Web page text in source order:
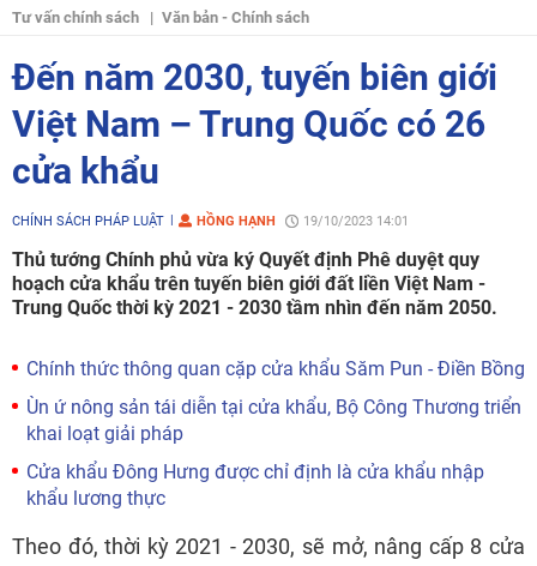
Tư vấn chính sách Văn bản - Chính sách
Đến năm 2030, tuyến biên giới
Việt Nam – Trung Quốc có 26
cửa khẩu
CHÍNH SÁCH PHÁP LUẬT HỒNG HẠNH 19/10/2023 14:01
Thủ tướng Chính phủ vừa ký Quyết định Phê duyệt quy
hoạch cửa khẩu trên tuyến biên giới đất liền Việt Nam -
Trung Quốc thời kỳ 2021 - 2030 tầm nhìn đến năm 2050.
Chính thức thông quan cặp cửa khẩu Săm Pun - Điền Bồng
Ùn ứ nông sản tái diễn tại cửa khẩu, Bộ Công Thương triển
khai loạt giải pháp
Cửa khẩu Đông Hưng được chỉ định là cửa khẩu nhập
khẩu lương thực
Theo đó, thời kỳ 2021 - 2030, sẽ mở, nâng cấp 8 cửa